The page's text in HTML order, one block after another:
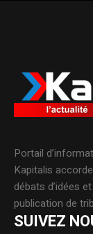
Portail
Kapitalis
débats d’idées
publication de
SUIVEZ